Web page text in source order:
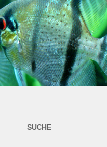
Fachmagazin
Aquarium live
& Teich Magazin
SUCHE